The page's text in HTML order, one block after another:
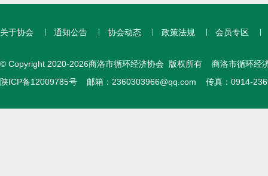
关于协会 通知公告 协会动态 政策法规 会员专区
© Copyright 2020-2026商洛市循环经济协会 版权所有 商洛市循环经
陕ICP备12009785号 邮箱： 2360303966@qq.com 传真：0914-